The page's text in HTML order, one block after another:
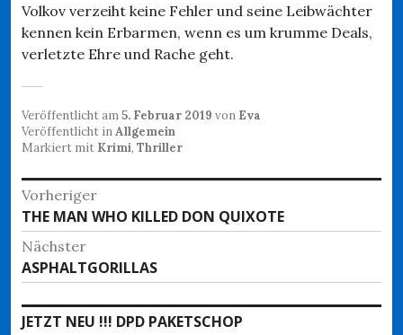
Volkov verzeiht keine Fehler und seine Leibwächter
kennen kein Erbarmen, wenn es um krumme Deals,
verletzte Ehre und Rache geht.
Veröffentlicht am5. Februar 2019 von Eva
Veröffentlicht inAllgemein
Markiert mit Krimi, Thriller
Beitragsnavigation
Vorheriger
Vorheriger
Beitrag:
THE MAN WHO KILLED DON QUIXOTE
Nächster
Nächster
Beitrag:
ASPHALTGORILLAS
JETZT NEU !!! DPD PAKETSCHOP